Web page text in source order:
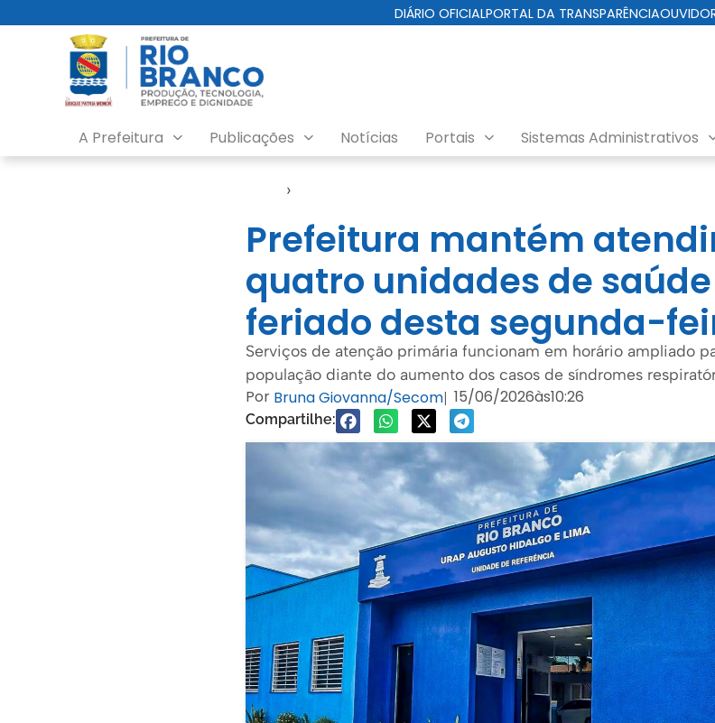
DIÁRIO OFICIALPORTAL DA TRANSPARÊNCIA
A Prefeitura Publicações Notícias Portais Sistemas Administrativos
›
Prefeitura mantém
quatro unidades de
feriado desta segunda-
Serviços de atenção primária funcionam em horário ampliado
população diante do aumento dos casos de síndromes
Por Bruna Giovanna/Secom| 15/06/2026às10:26
Compartilhe: